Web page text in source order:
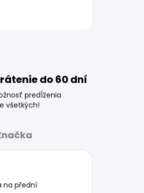
do 60 dní
predĺženia
všetkých!
na přední